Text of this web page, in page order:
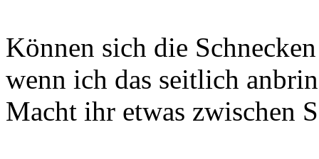
Können sich die
wenn ich das seitlich
Macht ihr etwas zwischen